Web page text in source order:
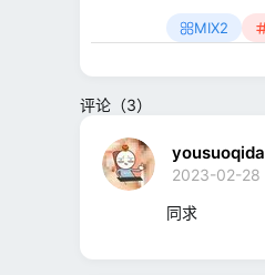
MIX2
评论（3）
yousuoqida
2023-02-28
同求